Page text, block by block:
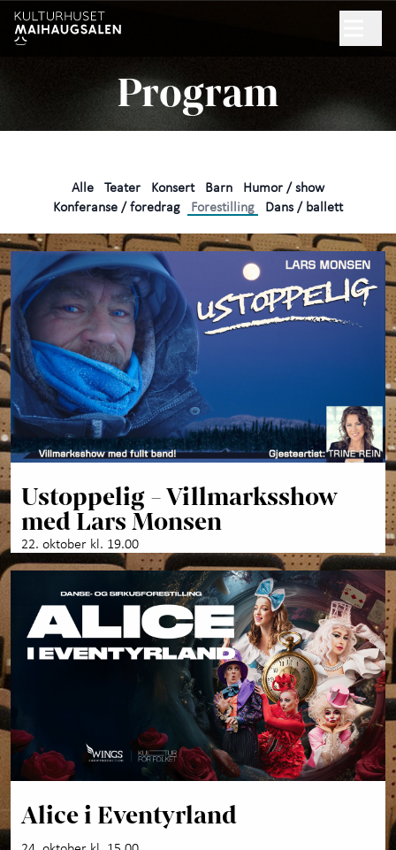
Hopp til hovedinnhold
Søk
NYHETSBREV
Program
Praktisk informasjon +
Arrangør +
Program
Alle Teater Konsert Barn
Humor / show
Konferanse / foredrag
Forestilling Dans / ballett
Ustoppelig - Villmarksshow
med Lars Monsen
22. oktober kl. 19.00
Alice i Eventyrland